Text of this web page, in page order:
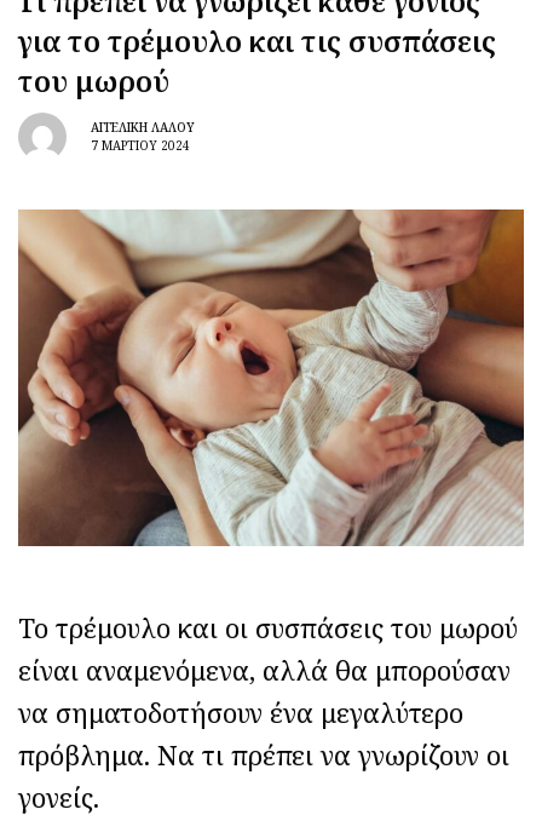
για το τρέμουλο και τις συσπάσεις
του μωρού
ΑΓΓΕΛΙΚΉ ΛΆΛΟΥ
7 ΜΑΡΤΊΟΥ 2024
Το τρέμουλο και οι συσπάσεις του μωρού
είναι αναμενόμενα, αλλά θα μπορούσαν
να σηματοδοτήσουν ένα μεγαλύτερο
πρόβλημα. Να τι πρέπει να γνωρίζουν οι
γονείς.